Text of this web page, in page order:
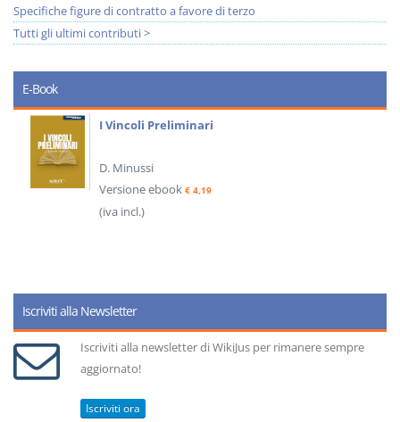
Specifiche figure di contratto a favore di terzo
Tutti gli ultimi contributi >
E-Book
I Vincoli Preliminari
D. Minussi
Versione ebook € 4,19
(iva incl.)
Iscriviti alla Newsletter
Iscriviti alla newsletter di WikiJus per rimanere sempre
aggiornato!
Iscriviti ora